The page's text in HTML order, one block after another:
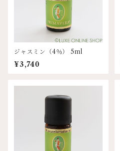
ジャスミン（4％） 5ml
¥3,740